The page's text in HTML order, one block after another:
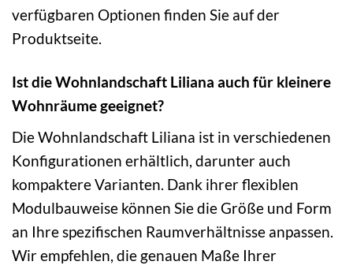
verfügbaren Optionen finden Sie auf der
Produktseite.
Ist die Wohnlandschaft Liliana auch für kleinere
Wohnräume geeignet?
Die Wohnlandschaft Liliana ist in verschiedenen
Konfigurationen erhältlich, darunter auch
kompaktere Varianten. Dank ihrer flexiblen
Modulbauweise können Sie die Größe und Form
an Ihre spezifischen Raumverhältnisse anpassen.
Wir empfehlen, die genauen Maße Ihrer